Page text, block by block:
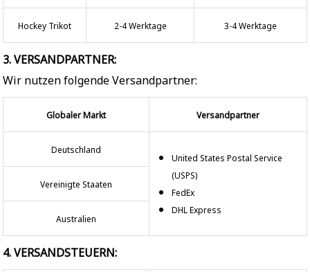
Hockey Trikot 2-4 Werktage 3-4 Werktage
3. VERSANDPARTNER:
Wir nutzen folgende Versandpartner:
Globaler Markt Versandpartner
Deutschland
United States Postal Service
(USPS)
FedEx
DHL Express
Vereinigte Staaten
Australien
4. VERSANDSTEUERN: